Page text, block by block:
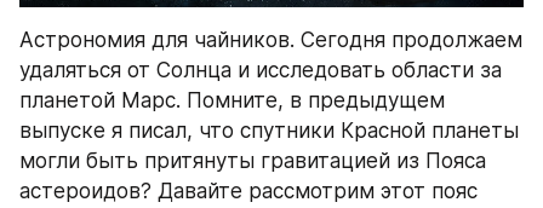
Астрономия для чайников. Сегодня продолжаем
удаляться от Солнца и исследовать области за
планетой Марс. Помните, в предыдущем
выпуске я писал, что спутники Красной планеты
могли быть притянуты гравитацией из Пояса
астероидов? Давайте рассмотрим этот пояс